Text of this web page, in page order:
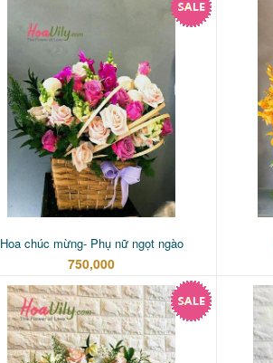
Hoa chúc mừng- Phụ nữ ngọt ngào
750,000